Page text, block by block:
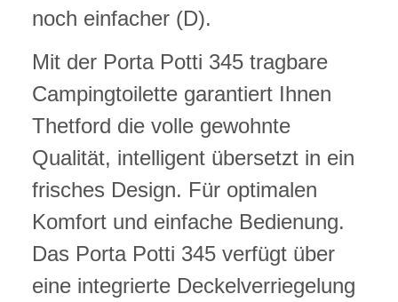
noch einfacher (D).
Mit der Porta Potti 345 tragbare
Campingtoilette garantiert Ihnen
Thetford die volle gewohnte
Qualität, intelligent übersetzt in ein
frisches Design. Für optimalen
Komfort und einfache Bedienung.
Das Porta Potti 345 verfügt über
eine integrierte Deckelverriegelung